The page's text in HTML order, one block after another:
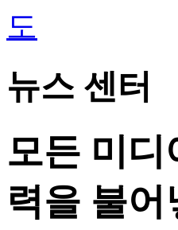
뉴스 센터
모든 미
력을 불